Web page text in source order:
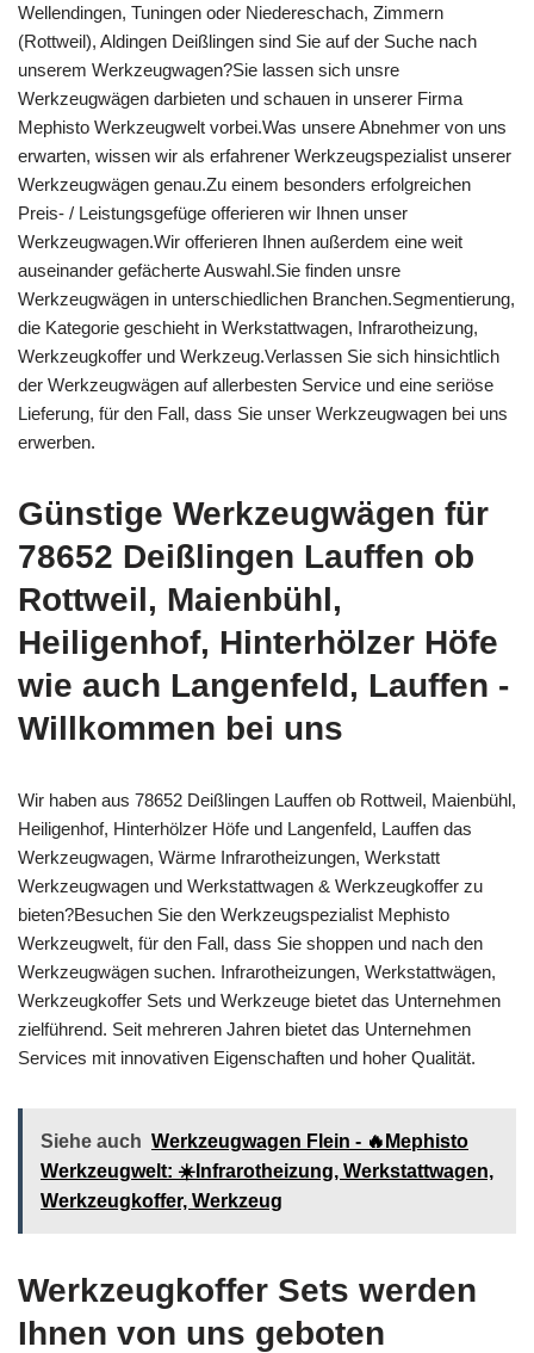
Wellendingen, Tuningen oder Niedereschach, Zimmern
(Rottweil), Aldingen Deißlingen sind Sie auf der Suche nach
unserem Werkzeugwagen?Sie lassen sich unsre
Werkzeugwägen darbieten und schauen in unserer Firma
Mephisto Werkzeugwelt vorbei.Was unsere Abnehmer von uns
erwarten, wissen wir als erfahrener Werkzeugspezialist unserer
Werkzeugwägen genau.Zu einem besonders erfolgreichen
Preis- / Leistungsgefüge offerieren wir Ihnen unser
Werkzeugwagen.Wir offerieren Ihnen außerdem eine weit
auseinander gefächerte Auswahl.Sie finden unsre
Werkzeugwägen in unterschiedlichen Branchen.Segmentierung,
die Kategorie geschieht in Werkstattwagen, Infrarotheizung,
Werkzeugkoffer und Werkzeug.Verlassen Sie sich hinsichtlich
der Werkzeugwägen auf allerbesten Service und eine seriöse
Lieferung, für den Fall, dass Sie unser Werkzeugwagen bei uns
erwerben.
Günstige Werkzeugwägen für
78652 Deißlingen Lauffen ob
Rottweil, Maienbühl,
Heiligenhof, Hinterhölzer Höfe
wie auch Langenfeld, Lauffen -
Willkommen bei uns
Wir haben aus 78652 Deißlingen Lauffen ob Rottweil, Maienbühl,
Heiligenhof, Hinterhölzer Höfe und Langenfeld, Lauffen das
Werkzeugwagen, Wärme Infrarotheizungen, Werkstatt
Werkzeugwagen und Werkstattwagen & Werkzeugkoffer zu
bieten?Besuchen Sie den Werkzeugspezialist Mephisto
Werkzeugwelt, für den Fall, dass Sie shoppen und nach den
Werkzeugwägen suchen. Infrarotheizungen, Werkstattwägen,
Werkzeugkoffer Sets und Werkzeuge bietet das Unternehmen
zielführend. Seit mehreren Jahren bietet das Unternehmen
Services mit innovativen Eigenschaften und hoher Qualität.
Siehe auch Werkzeugwagen Flein - 🔥Mephisto
Werkzeugwelt: ☀️Infrarotheizung, Werkstattwagen,
Werkzeugkoffer, Werkzeug
Werkzeugkoffer Sets werden
Ihnen von uns geboten